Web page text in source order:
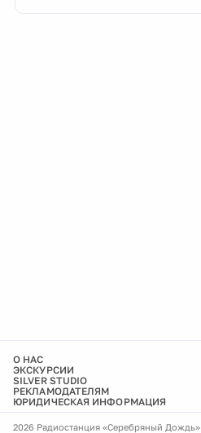
О НАС
ЭКСКУРСИИ
SILVER STUDIO
РЕКЛАМОДАТЕЛЯМ
ЮРИДИЧЕСКАЯ ИНФОРМАЦИЯ
2026 Радиостанция «Серебряный Дождь»